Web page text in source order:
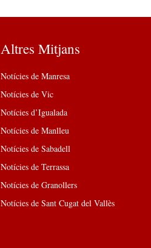
Altres Mitjans
Notícies de Manresa
Notícies de Vic
Notícies d’Igualada
Notícies de Manlleu
Notícies de Sabadell
Notícies de Terrassa
Notícies de Granollers
Notícies de Sant Cugat del Vallès